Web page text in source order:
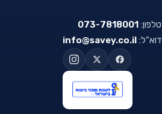
טלפון: 073-7818001
דוא"ל: info@savey.co.il